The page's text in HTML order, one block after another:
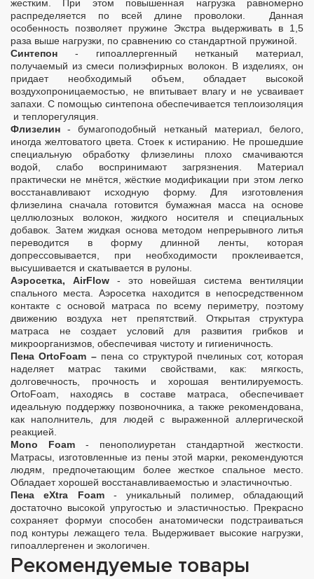
жестким. При этом повышенная нагрузка равномерно
распределяется по всей длине проволоки. Данная
особенность позволяет пружине Экстра выдерживать в 1,5
раза выше нагрузки, по сравнению со стандартной пружиной.
Синтепон - гипоаллергенный нетканый материал,
получаемый из смеси полиэфирных волокон. В изделиях, он
придает необходимый объем, обладает высокой
воздухопроницаемостью, не впитывает влагу и не усваивает
запахи. С помощью синтепона обеспечивается теплоизоляция
и теплорегуляция.
Флизелин - бумагоподобный нетканый материал, белого,
иногда желтоватого цвета. Стоек к истиранию. Не прошедшие
специальную обработку флизелины плохо смачиваются
водой, слабо воспринимают загрязнения. Материал
практически не мнётся, жёсткие модификации при этом легко
восстанавливают исходную форму. Для изготовления
флизелина сначала готовится бумажная масса на основе
целлюлозных волокон, жидкого носителя и специальных
добавок. Затем жидкая основа методом непрерывного литья
переводится в форму длинной ленты, которая
допрессовывается, при необходимости проклеивается,
высушивается и скатывается в рулоны.
Аэросетка, AirFlow- это новейшая система вентиляции
спального места. Аэросетка находится в непосредственном
контакте с основой матраса по всему периметру, поэтому
движению воздуха нет препятствий. Открытая структура
матраса не создает условий для развития грибков и
микроорганизмов, обеспечивая чистоту и гигиеничность.
Пена OrtoFoam – пена со структурой пчелиных сот, которая
наделяет матрас такими свойствами, как: мягкость,
долговечность, прочность и хорошая вентилируемость.
OrtoFoam, находясь в составе матраса, обеспечивает
идеальную поддержку позвоночника, а также рекомендована,
как наполнитель, для людей с выраженной аллергической
реакцией.
Mono Foam - пенополиуретан стандартной жесткости.
Матрасы, изготовленные из пены этой марки, рекомендуются
людям, предпочетающим более жесткое спальное место.
Обладает хорошей восстанавливаемостью и эластичночтью.
Пена eXtra Foam- уникальный полимер, обладающий
достаточно высокой упругостью и эластичностью. Прекрасно
сохраняет формуи способен анатомически подстраиваться
под контуры лежащего тела. Выдерживает высокие нагрузки,
гипоаллергенен и экологичен.
Рекомендуемые товары